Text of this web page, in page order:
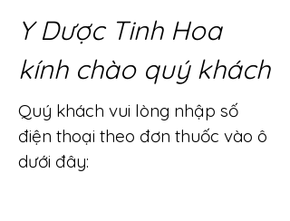
Y Dược Tinh Hoa
kính chào quý khách
Quý khách vui lòng nhập số
điện thoại theo đơn thuốc vào ô
dưới đây: